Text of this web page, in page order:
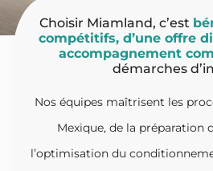
Choisir Miamland, c’est
compétitifs, d’une offre
accompagnement
démarches
Nos équipes maîtrisent les
Mexique, de la préparation
l’optimisation du